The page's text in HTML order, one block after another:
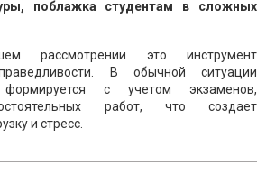
поблажка студентам в сложных
рассмотрении это инструмент
В обычной ситуации
с учетом экзаменов,
работ, что создает
и стресс.